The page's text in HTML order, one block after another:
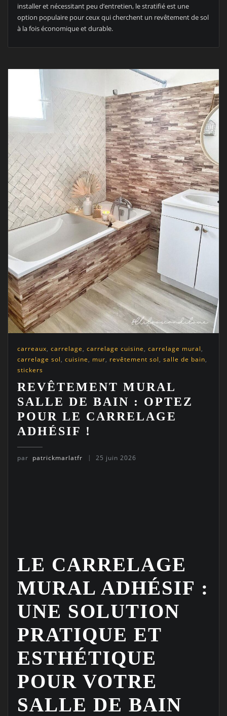
installer et nécessitant peu d’entretien, le stratifié est une
option populaire pour ceux qui cherchent un revêtement de sol
à la fois économique et durable.
carreaux, carrelage, carrelage cuisine, carrelage mural,
carrelage sol, cuisine, mur, revêtement sol, salle de bain,
stickers
REVÊTEMENT MURAL
SALLE DE BAIN : OPTEZ
POUR LE CARRELAGE
ADHÉSIF !
par patrickmarlatfr 25 juin 2026
LE CARRELAGE
MURAL ADHÉSIF :
UNE SOLUTION
PRATIQUE ET
ESTHÉTIQUE
POUR VOTRE
SALLE DE BAIN